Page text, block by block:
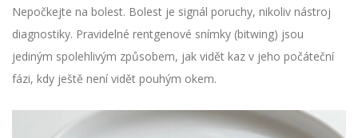
Nepočkejte na bolest. Bolest je signál poruchy, nikoliv nástroj
diagnostiky. Pravidelné rentgenové snímky (bitwing) jsou
jediným spolehlivým způsobem, jak vidět kaz v jeho počáteční
fázi, kdy ještě není vidět pouhým okem.